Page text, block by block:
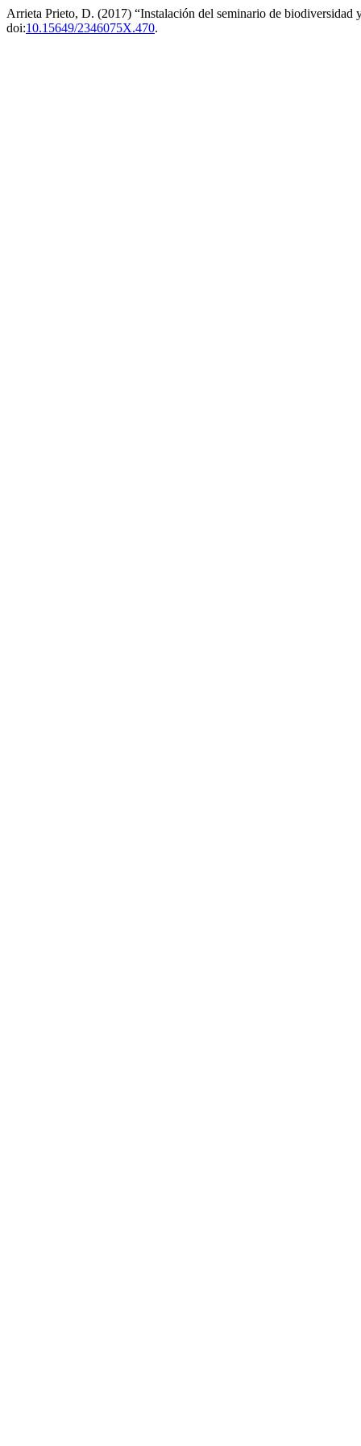
Arrieta Prieto, D. (2017) “Instalación del seminario de biodiversidad
doi:10.15649/2346075X.470.